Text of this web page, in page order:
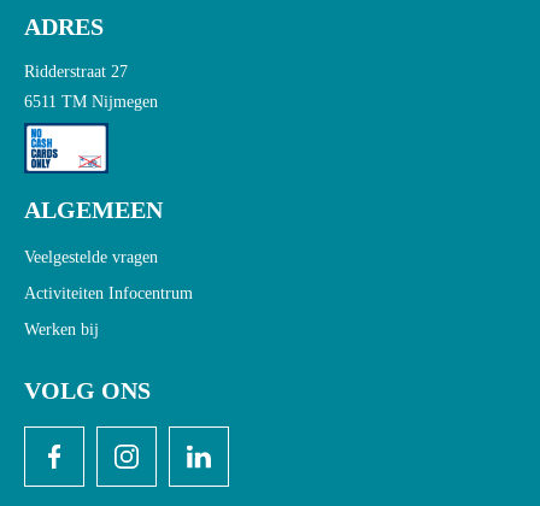
ADRES
Ridderstraat 27
6511 TM Nijmegen
ALGEMEEN
Veelgestelde vragen
Activiteiten Infocentrum
Werken bij
VOLG ONS